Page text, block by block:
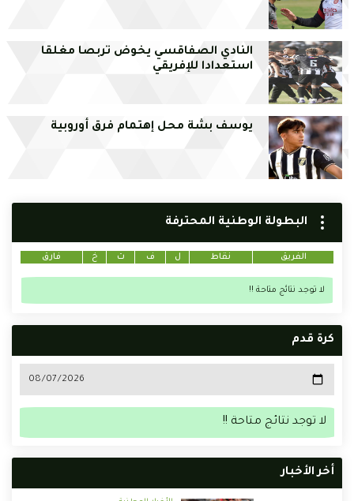
النادي الصفاقسي يخوض تربصا مغلقا
استعدادا للإفريقي
يوسف بشة محل إهتمام فرق أوروبية
البطولة الوطنية المحترفة
الفريق نقاط ل ف ت خ فارق
لا توجد نتائج متاحة !!
كرة قدم
لا توجد نتائج متاحة !!
أخر الأخبار